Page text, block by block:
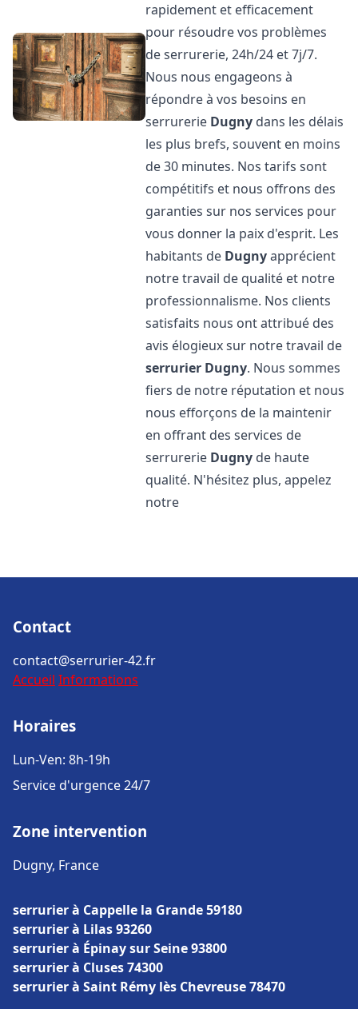
rapidement et efficacement
pour résoudre vos problèmes
de serrurerie, 24h/24 et 7j/7.
Nous nous engageons à
répondre à vos besoins en
serrurerie Dugny dans les délais
les plus brefs, souvent en moins
de 30 minutes. Nos tarifs sont
compétitifs et nous offrons des
garanties sur nos services pour
vous donner la paix d'esprit. Les
habitants de Dugnyapprécient
notre travail de qualité et notre
professionnalisme. Nos clients
satisfaits nous ont attribué des
avis élogieux sur notre travail de
serrurier Dugny. Nous sommes
fiers de notre réputation et nous
nous efforçons de la maintenir
en offrant des services de
serrurerie Dugny de haute
qualité. N'hésitez plus, appelez
notre
Contact
contact@serrurier-42.fr
Accueil Informations
Horaires
Lun-Ven: 8h-19h
Service d'urgence 24/7
Zone intervention
Dugny, France
serrurier à Cappelle la Grande 59180
serrurier à Lilas 93260
serrurier à Épinay sur Seine 93800
serrurier à Cluses 74300
serrurier à Saint Rémy lès Chevreuse 78470